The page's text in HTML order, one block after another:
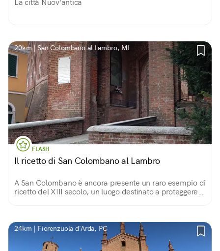
La città Nuov'antica
20km | San Colombano al Lambro, MI
FLASH
Il ricetto di San Colombano al Lambro
A San Colombano è ancora presente un raro esempio di
ricetto del XIII secolo, un luogo destinato a proteggere
24km | Fiorenzuola d'Arda, PC